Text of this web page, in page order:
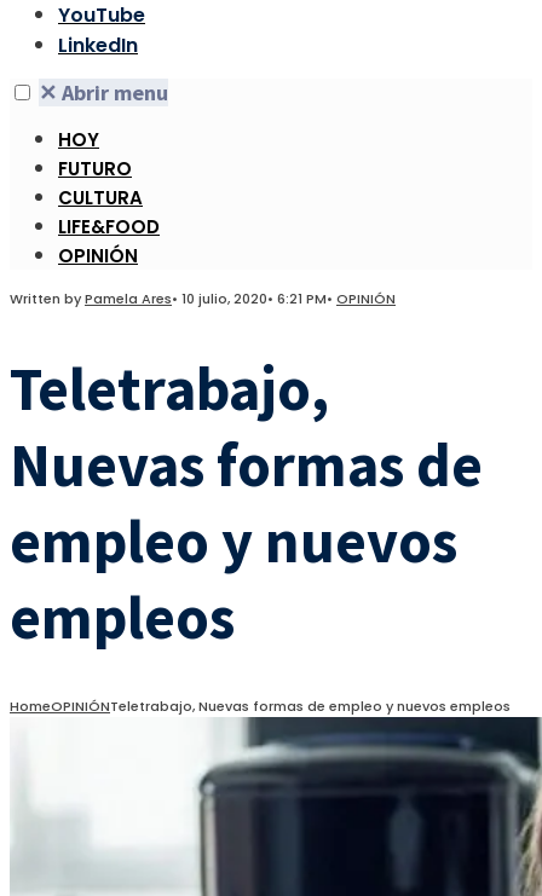
YouTube
LinkedIn
✕ Abrir menu
HOY
FUTURO
CULTURA
LIFE&FOOD
OPINIÓN
Written byPamela Ares• 10 julio, 2020• 6:21 PM• OPINIÓN
Teletrabajo,
Nuevas formas de
empleo y nuevos
empleos
HomeOPINIÓNTeletrabajo, Nuevas formas de empleo y nuevos empleos